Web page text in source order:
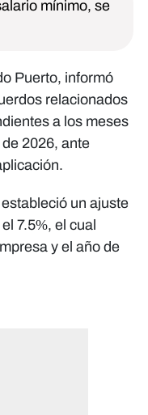
mínimo, se
Puerto, informó
relacionados
a los meses
2026, ante
un ajuste
7.5%, el cual
y el año de